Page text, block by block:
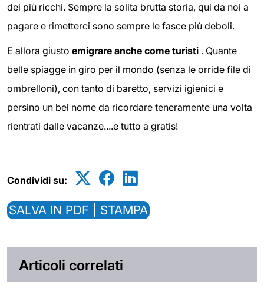
dei più ricchi. Sempre la solita brutta storia, qui da noi a
pagare e rimetterci sono sempre le fasce più deboli.
E allora giusto emigrare anche come turisti . Quante
belle spiagge in giro per il mondo (senza le orride file di
ombrelloni), con tanto di baretto, servizi igienici e
persino un bel nome da ricordare teneramente una volta
rientrati dalle vacanze....e tutto a gratis!
Condividi su:
SALVA IN PDF | STAMPA
Articoli correlati